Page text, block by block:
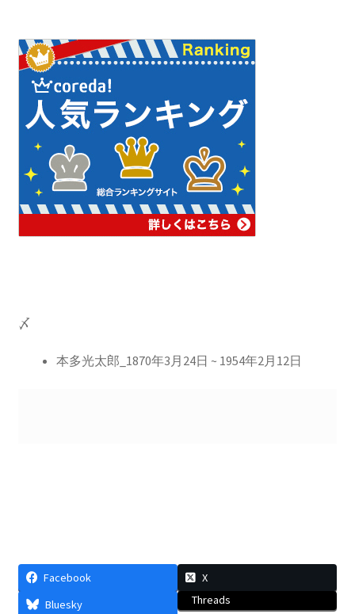
A・H・ルイ・フィゾー
【光速度を始めて測定｜ドップラー効果を考
A・J・フレネル
〆
本多光太郎_1870年3月24日 ~ 1954年2月12日
Facebook
X
Bluesky
Threads